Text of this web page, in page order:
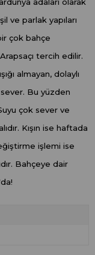
adaları olarak
ve parlak yapıları
çok bahçe
tercih edilir.
almayan, dolaylı
sever. Bu yüzden
çok sever ve
Kışın ise haftada
işlemi ise
Bahçeye dair